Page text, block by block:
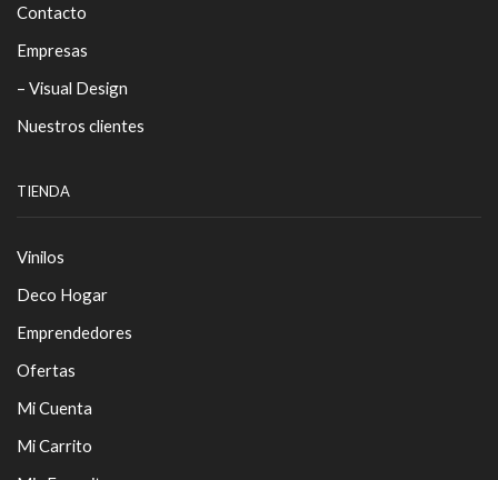
Contacto
Empresas
– Visual Design
Nuestros clientes
TIENDA
Vinilos
Deco Hogar
Emprendedores
Ofertas
Mi Cuenta
Mi Carrito